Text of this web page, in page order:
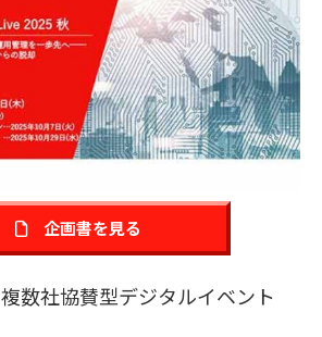
企画書を見る
複数社協賛型デジタルイベント